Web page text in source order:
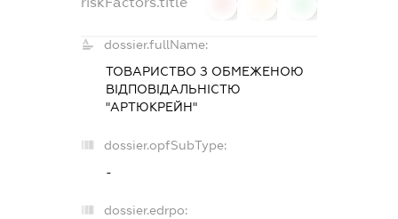
dossier.fullName:
ТОВАРИСТВО З ОБМЕЖЕНОЮ
ВІДПОВІДАЛЬНІСТЮ
"АРТЮКРЕЙН"
dossier.opfSubType:
-
dossier.edrpo: